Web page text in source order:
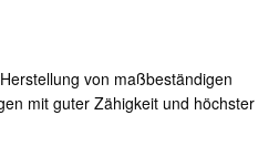
von maßbeständigen
mit guter Zähigkeit und höchster